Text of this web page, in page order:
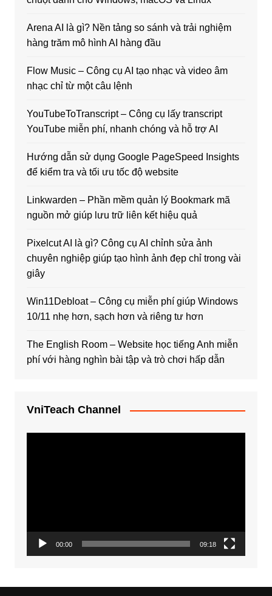
Arena AI là gì? Nền tảng so sánh và trải nghiệm
hàng trăm mô hình AI hàng đầu
Flow Music – Công cụ AI tạo nhạc và video âm
nhạc chỉ từ một câu lệnh
YouTubeToTranscript – Công cụ lấy transcript
YouTube miễn phí, nhanh chóng và hỗ trợ AI
Hướng dẫn sử dụng Google PageSpeed Insights
để kiểm tra và tối ưu tốc độ website
Linkwarden – Phần mềm quản lý Bookmark mã
nguồn mở giúp lưu trữ liên kết hiệu quả
Pixelcut AI là gì? Công cụ AI chỉnh sửa ảnh
chuyên nghiệp giúp tạo hình ảnh đẹp chỉ trong vài
giây
Win11Debloat – Công cụ miễn phí giúp Windows
10/11 nhẹ hơn, sạch hơn và riêng tư hơn
The English Room – Website học tiếng Anh miễn
phí với hàng nghìn bài tập và trò chơi hấp dẫn
VniTeach Channel
00:00 09:18